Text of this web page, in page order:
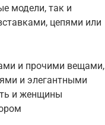
модели, так и
цепями или
и прочими вещами,
и элегантными
и женщины